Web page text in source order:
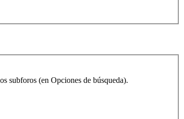
subforos (en Opciones de búsqueda).